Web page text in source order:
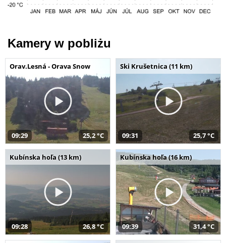
Kamery w pobliżu
Orav.Lesná - Orava Snow
09:29 25,2 °C
Ski Krušetnica (11 km)
09:31 25,7 °C
Kubínska hoľa (13 km)
09:28 26,8 °C
Kubínska hoľa (16 km)
09:39 31,4 °C